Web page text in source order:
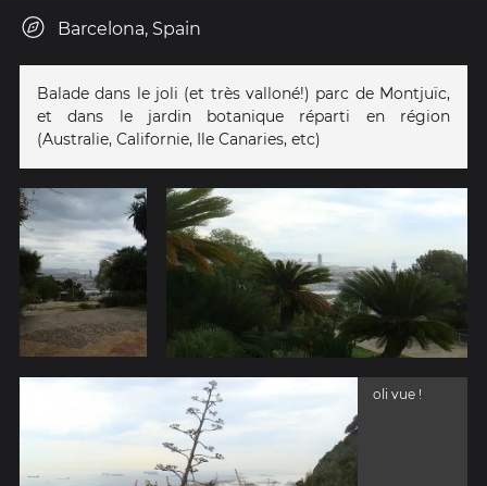
Barcelona, Spain
Balade dans le joli (et très valloné!) parc de Montjuïc,
et dans le jardin botanique réparti en région
(Australie, Californie, Ile Canaries, etc)
oli vue !